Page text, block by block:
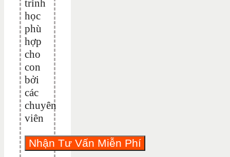
trình
học
phù
hợp
cho
con
bởi
các
chuyên
viên